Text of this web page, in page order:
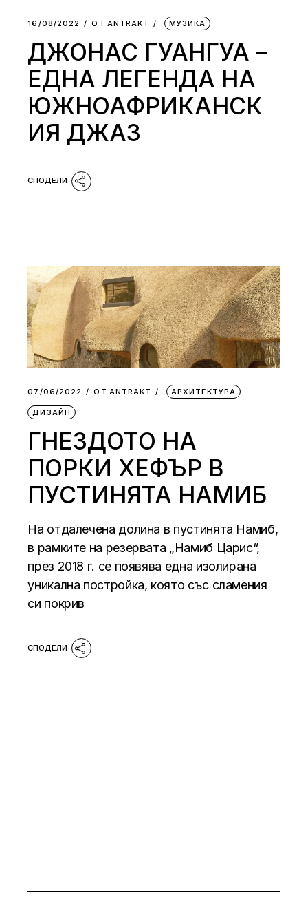
16/08/2022 ОТ АNTRAKT МУЗИКА
ДЖОНАС ГУАНГУА –
ЕДНА ЛЕГЕНДА НА
ЮЖНОАФРИКАНСК
ИЯ ДЖАЗ
07/06/2022 ОТ АNTRAKT АРХИТЕКТУРА
ДИЗАЙН
ГНЕЗДОТО НА
ПОРКИ ХЕФЪР В
ПУСТИНЯТА НАМИБ
На отдалечена долина в пустинята Намиб,
в рамките на резервата „Намиб Царис“,
през 2018 г. се появява една изолирана
уникална постройка, която със сламения
си покрив